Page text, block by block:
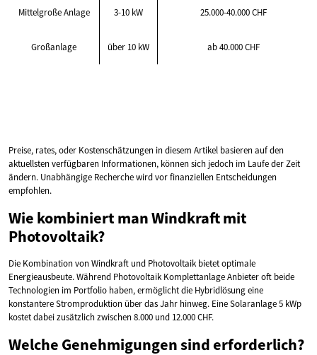
Mittelgroße Anlage 3-10 kW 25.000-40.000 CHF
Großanlage über 10 kW ab 40.000 CHF
Preise, rates, oder Kostenschätzungen in diesem Artikel basieren auf den
aktuellsten verfügbaren Informationen, können sich jedoch im Laufe der Zeit
ändern. Unabhängige Recherche wird vor finanziellen Entscheidungen
empfohlen.
Wie kombiniert man Windkraft mit
Photovoltaik?
Die Kombination von Windkraft und Photovoltaik bietet optimale
Energieausbeute. Während Photovoltaik Komplettanlage Anbieter oft beide
Technologien im Portfolio haben, ermöglicht die Hybridlösung eine
konstantere Stromproduktion über das Jahr hinweg. Eine Solaranlage 5 kWp
kostet dabei zusätzlich zwischen 8.000 und 12.000 CHF.
Welche Genehmigungen sind erforderlich?